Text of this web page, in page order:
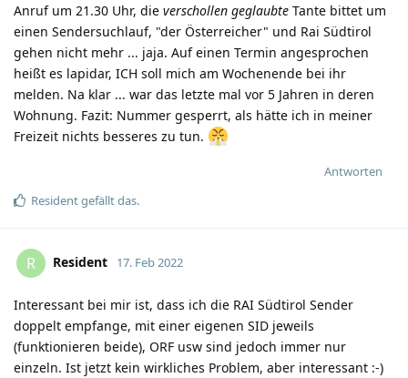
Anruf um 21.30 Uhr, die verschollen geglaubte Tante bittet um
einen Sendersuchlauf, "der Österreicher" und Rai Südtirol
gehen nicht mehr ... jaja. Auf einen Termin angesprochen
heißt es lapidar, ICH soll mich am Wochenende bei ihr
melden. Na klar ... war das letzte mal vor 5 Jahren in deren
Wohnung. Fazit: Nummer gesperrt, als hätte ich in meiner
Freizeit nichts besseres zu tun.
Antworten
Residentgefällt das.
R Resident 17. Feb 2022
Interessant bei mir ist, dass ich die RAI Südtirol Sender
doppelt empfange, mit einer eigenen SID jeweils
(funktionieren beide), ORF usw sind jedoch immer nur
einzeln. Ist jetzt kein wirkliches Problem, aber interessant :-)